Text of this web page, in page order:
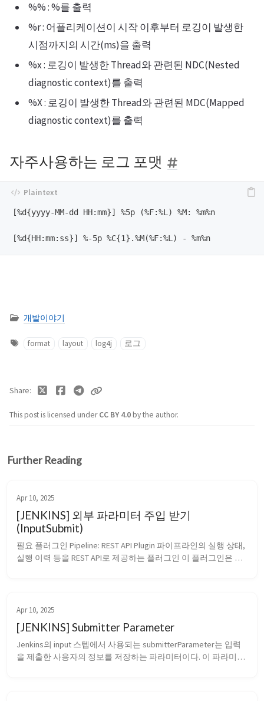
%% : %를 출력
%r : 어플리케이션이 시작 이후부터 로깅이 발생한
시점까지의 시간(ms)을 출력
%x : 로깅이 발생한 Thread와 관련된 NDC(Nested
diagnostic context)를 출력
%X : 로깅이 발생한 Thread와 관련된 MDC(Mapped
diagnostic context)를 출력
자주사용하는 로그 포맷
[%d{yyyy-MM-dd HH:mm}] %5p (%F:%L) %M: %m%n
개발이야기
format layout log4j 로그
This post is licensed underCC BY 4.0by the author.
Share
Further Reading
Apr 10, 2025
[JENKINS] 외부 파라미터 주입 받기
(InputSubmit)
필요 플러그인 Pipeline: REST API Plugin 파이프라인의 실행 상태,
실행 이력 등을 REST API로 제공하는 플러그인 이 플러그인은
Apr 10, 2025
[JENKINS] Submitter Parameter
Jenkins의 ⁠input⁠ 스텝에서 사용되는 ⁠submitterParameter⁠는 입력
을 제출한 사용자의 정보를 저장하는 파라미터이다. 이 파라미터